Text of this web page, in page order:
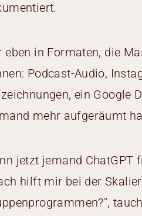
eben in Formaten, die
Podcast-Audio,
ein Google
mehr aufgeräumt
jetzt jemand ChatGPT
hilft mir bei der